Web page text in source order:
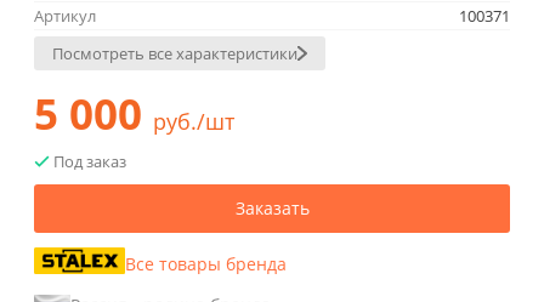
Артикул
100371
Посмотреть все характеристики
5 000 руб./шт
Под заказ
Заказать
Все товары бренда